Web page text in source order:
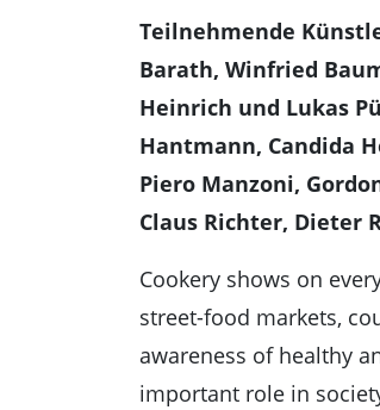
Teilnehmende
Barath, Winfried
Heinrich und Lukas
Hantmann, Candida
Piero Manzoni,
Claus Richter, Dieter
Cookery shows on
street-food markets,
awareness of healthy
important role in